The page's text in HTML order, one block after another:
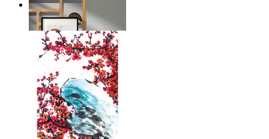
Layers of Nature
Ab
14,95 €